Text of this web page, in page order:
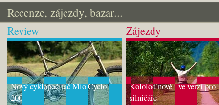
Recenze, zájezdy, bazar...
Review
Nový cyklopočítač Mio Cyclo
200
Zájezdy
Kololoď nově i ve verzi pro
silničáře